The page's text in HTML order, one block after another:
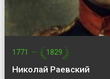
1771 — 1829
Николай Раевский